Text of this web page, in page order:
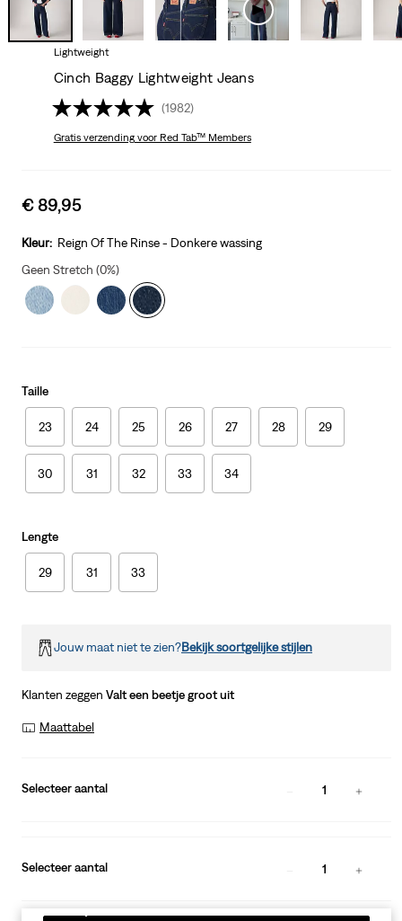
Lightweight
Cinch Baggy Lightweight Jeans
(1982)
Gratis verzendingvoor Red Tab™ Members
Sale
is
€ 89,95
Kleur: Reign Of The Rinse - Donkere wassing
Geen Stretch (0%)
Taille
23 24 25 26 27 28 29
30 31 32 33 34
Lengte
29 31 33
Jouw maat niet te zien?Bekijk soortgelijke stijlen
Klanten zeggen Valt een beetje groot uit
Maattabel
Selecteer aantal 1
Selecteer aantal 1